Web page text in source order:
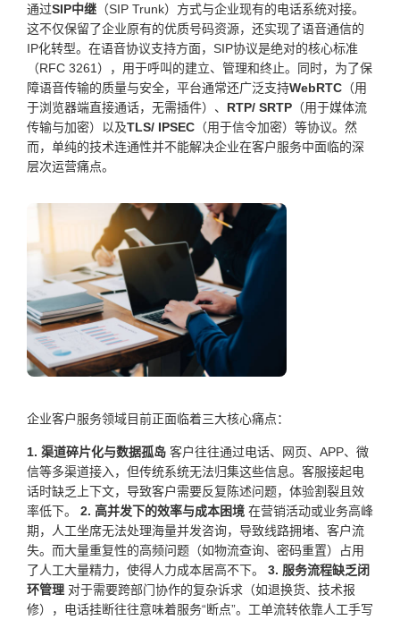
通过SIP中继 （SIP Trunk）方式与企业现有的电话系统对接。
这不仅保留了企业原有的优质号码资源，还实现了语音通信的
IP化转型。在语音协议支持方面，SIP协议是绝对的核心标准
（RFC 3261），用于呼叫的建立、管理和终止。同时，为了保
障语音传输的质量与安全，平台通常还广泛支持WebRTC （用
于浏览器端直接通话，无需插件）、 RTP/ SRTP （用于媒体流
传输与加密）以及TLS/ IPSEC （用于信令加密）等协议。然
而，单纯的技术连通性并不能解决企业在客户服务中面临的深
层次运营痛点。
企业客户服务领域目前正面临着三大核心痛点：
1. 渠道碎片化与数据孤岛 客户往往通过电话、网页、APP、微
信等多渠道接入，但传统系统无法归集这些信息。客服接起电
话时缺乏上下文，导致客户需要反复陈述问题，体验割裂且效
率低下。 2. 高并发下的效率与成本困境 在营销活动或业务高峰
期，人工坐席无法处理海量并发咨询，导致线路拥堵、客户流
失。而大量重复性的高频问题（如物流查询、密码重置）占用
了人工大量精力，使得人力成本居高不下。 3. 服务流程缺乏闭
环管理 对于需要跨部门协作的复杂诉求（如退换货、技术报
修），电话挂断往往意味着服务“断点”。工单流转依靠人工手写